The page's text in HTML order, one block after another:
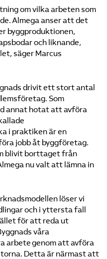
om vilka arbeten som
Almega anser att det
byggproduktionen,
och liknande,
säger Marcus
drivit ett stort antal
Som
annat hotat att avföra
i praktiken är en
jobb åt byggföretag.
blivit borttaget från
nu valt att lämna in
löser vi
och i yttersta fall
för att reda ut
våra
arbete genom att avföra
Detta är närmast att